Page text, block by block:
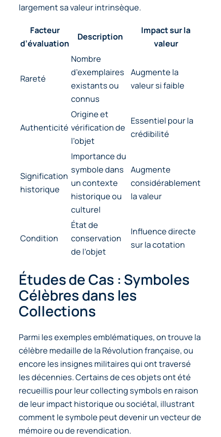
largement sa valeur intrinsèque.
Facteur
d’évaluation
Description
Impact sur la
valeur
Rareté
Nombre
d’exemplaires
existants ou
connus
Augmente la
valeur si faible
Authenticité
Origine et
vérification de
l’objet
Essentiel pour la
crédibilité
Signification
historique
Importance du
symbole dans
un contexte
historique ou
culturel
Augmente
considérablement
la valeur
Condition
État de
conservation
de l’objet
Influence directe
sur la cotation
Études de Cas : Symboles
Célèbres dans les
Collections
Parmi les exemples emblématiques, on trouve la
célèbre medaille de la Révolution française, ou
encore les insignes militaires qui ont traversé
les décennies. Certains de ces objets ont été
recueillis pour leurcollecting symbolsen raison
de leur impact historique ou sociétal, illustrant
comment le symbole peut devenir un vecteur de
mémoire ou de revendication.